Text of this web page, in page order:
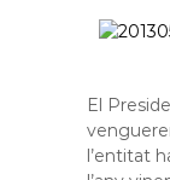
El
l’entitat